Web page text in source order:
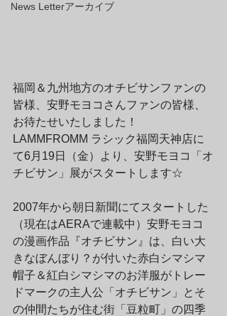
News Letterアーカイブ
福岡＆九州地方のオチビサンファンの
皆様、安野モヨコさんファンの皆様、
お待たせいたしました！
LAMMFROMM ラシック福岡天神店に
て6月19日（金）より、安野モヨコ「オ
チビサン」展がスタートします☆
2007年から朝日新聞にてスタートした
（現在はAERAで連載中）安野モヨコ
の漫画作品『オチビサン』は、白い大
きなぼんぼり？が付いた赤白シマシマ
帽子＆紅白シマシマのお洋服がトレー
ドマークの主人公「オチビサン」とそ
の仲間たちが住む街「豆粒町」の四季